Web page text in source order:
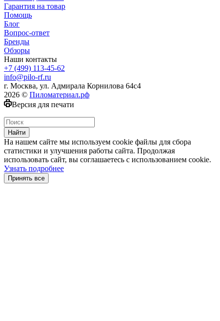
Гарантия на товар
Помощь
Блог
Вопрос-ответ
Бренды
Обзоры
Наши контакты
+7 (499) 113-45-62
info@pilo-rf.ru
г. Москва, ул. Адмирала Корнилова 64с4
2026 © Пиломатериал.рф
Версия для печати
Найти
На нашем сайте мы используем cookie файлы для сбора
статистики и улучшения работы сайта. Продолжая
использовать сайт, вы соглашаетесь с использованием cookie.
Узнать подробнее
Принять все